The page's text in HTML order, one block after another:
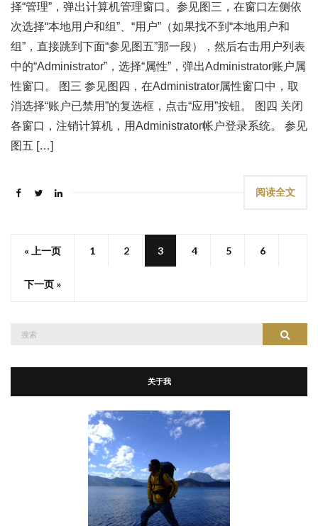
择“管理”，弹出计算机管理窗口。参见图三，在窗口左侧依
次选择“本地用户和组”、“用户”（如果找不到“本地用户和
组”，直接跳到下面“参见图五”那一段），然后右击用户列表
中的“Administrator”，选择“属性”，弹出Administrator账户属
性窗口。 图三 参见图四，在Administrator属性窗口中，取
消选择“账户已禁用”的复选框，点击“应用”按钮。 图四 关闭
各窗口，注销计算机，用Administrator帐户登录系统。 参见
图五 […]
阅读全文
« 上一页 1 2 3 4 5 6
下一页 »
搜索
关于我